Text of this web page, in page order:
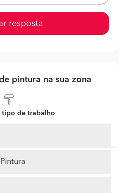
resposta
pintura na sua zona
tipo de trabalho